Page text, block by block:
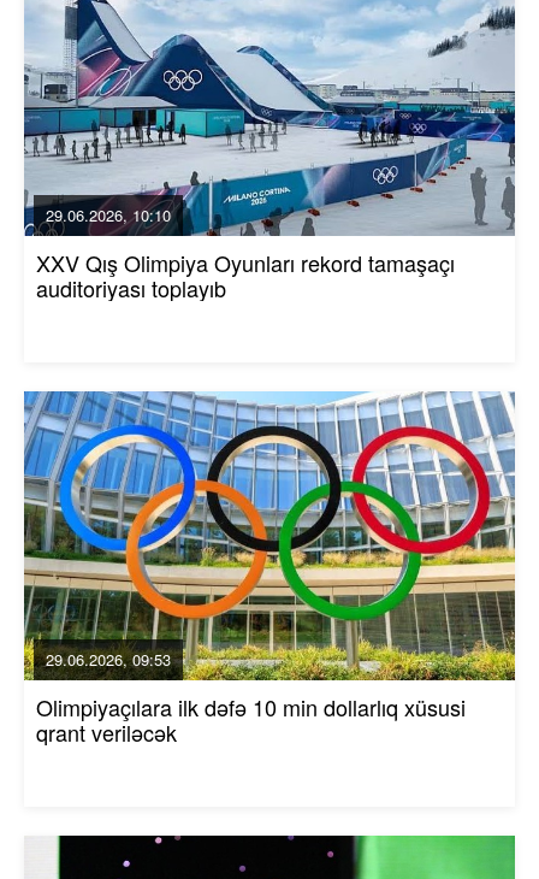
29.06.2026, 10:10
XXV Qış Olimpiya Oyunları rekord tamaşaçı
auditoriyası toplayıb
29.06.2026, 09:53
Olimpiyaçılara ilk dəfə 10 min dollarlıq xüsusi
qrant veriləcək